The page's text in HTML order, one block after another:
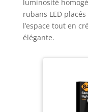
luminosité
rubans LED
l’espace tout en
élégante.